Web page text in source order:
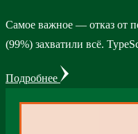
Самое важное — отказ от
(99%) захватили всё.
Подробнее